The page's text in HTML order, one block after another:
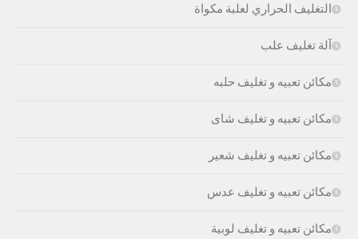
التغليف الحراري لعلبة مكواة
آلة تغليف علب
مكائن تعبيه و تغليف حلبه
مكائن تعبيه و تغليف شاى
مكائن تعبيه و تغليف شعير
مكائن تعبيه و تغليف عدس
مكائن تعبيه و تغليف لوبية